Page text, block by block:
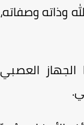
وصفاته،
العصبي